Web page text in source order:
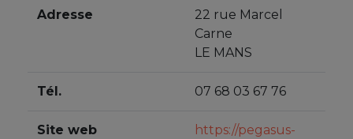
Adresse
22 rue Marcel
Carne
LE MANS
Tél. 07 68 03 67 76
Site web
https://pegasus-